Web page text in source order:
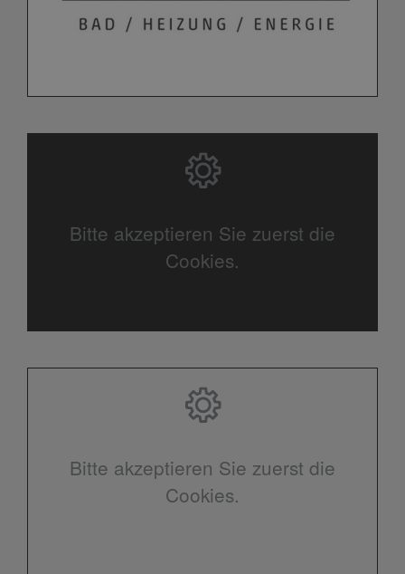
Bitte akzeptieren Sie zuerst die
Cookies.
Bitte akzeptieren Sie zuerst die
Cookies.